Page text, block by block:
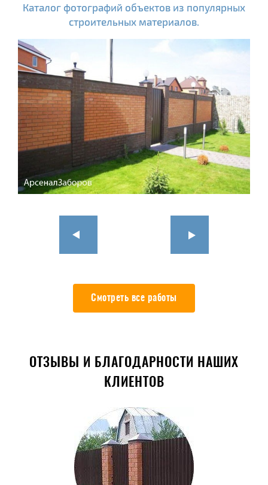
Каталог фотографий объектов из популярных
строительных материалов.
Смотреть все работы
ОТЗЫВЫ И БЛАГОДАРНОСТИ НАШИХ
КЛИЕНТОВ